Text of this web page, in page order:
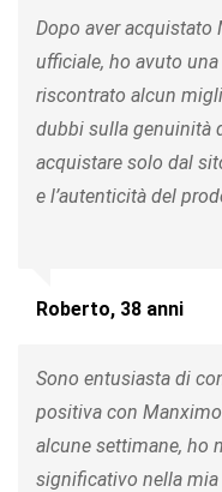
Dopo aver acquistato
ufficiale, ho avuto
riscontrato alcun
dubbi sulla genuinità
acquistare solo dal
e l’autenticità del
Roberto, 38 anni
Sono entusiasta di
positiva con
alcune settimane, ho
significativo nella mia